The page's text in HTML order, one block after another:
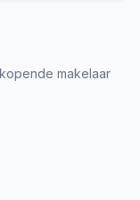
makelaar